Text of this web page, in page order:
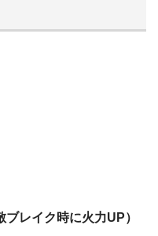
レイク時に火力UP）